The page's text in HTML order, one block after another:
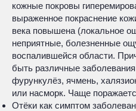
кожные покровы
выраженное покраснение
века повышена (локальное
неприятные, болезненные
воспалившейся области.
быть различные
фурункулёз, ячмень,
или насморк. Чаще
Отёки как симптом